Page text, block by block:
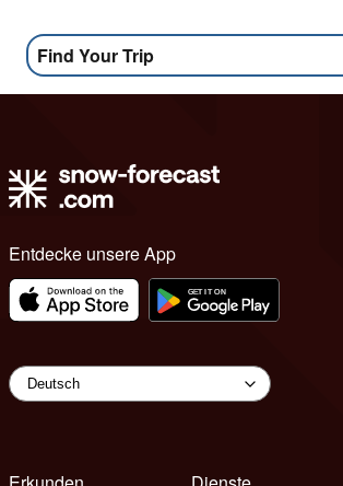
Find Your Trip
Entdecke unsere App